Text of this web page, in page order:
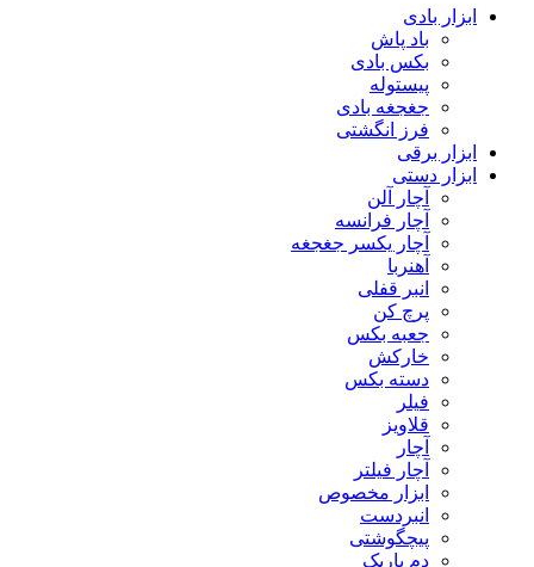
ابزار بادی
باد پاش
بکس بادی
پیستوله
جغجغه بادی
فرز انگشتی
ابزار برقی
ابزار دستی
آچار آلن
آچار فرانسه
آچار یکسر جغجغه
آهنربا
انبر قفلی
پرچ کن
جعبه بکس
خارکش
دسته بکس
فیلر
قلاویز
آچار
آچار فیلتر
ابزار مخصوص
انبردست
پیچگوشتی
دم باریک